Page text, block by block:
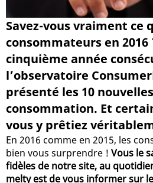
Savez-vous vraiment
consommateurs en 2016
cinquième année
l’observatoire
présenté les 10
consommation. Et
vous y prêtiez
En 2016 comme en 2015, les
bien vous surprendre ! Vous le
fidèles de notre site, au
melty est de vous informer sur